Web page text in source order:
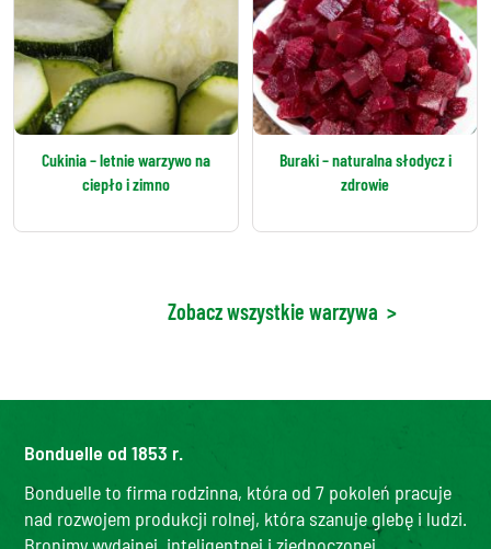
Cukinia – letnie warzywo na
ciepło i zimno
Buraki – naturalna słodycz i
zdrowie
Zobacz wszystkie warzywa >
Bonduelle od 1853 r.
Bonduelle to firma rodzinna, która od 7 pokoleń pracuje
nad rozwojem produkcji rolnej, która szanuje glebę i ludzi.